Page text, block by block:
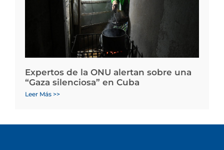
Expertos de la ONU alertan sobre una
“Gaza silenciosa” en Cuba
Leer Más >>